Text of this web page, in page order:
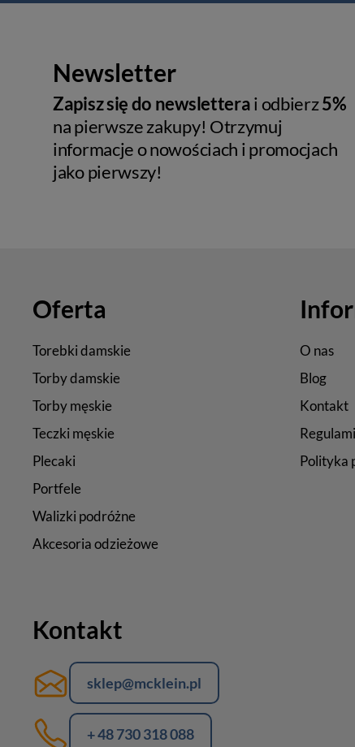
Newsletter
Zapisz się do newsletterai odbierz5%
na pierwsze zakupy! Otrzymuj
informacje o nowościach i promocjach
jako pierwszy!
Oferta
Torebki damskie
Torby damskie
Torby męskie
Teczki męskie
Plecaki
Portfele
Walizki podróżne
Akcesoria odzieżowe
O nas
Blog
Kontakt
Polityka
Kontakt
sklep@mcklein.pl
+ 48 730 318 088